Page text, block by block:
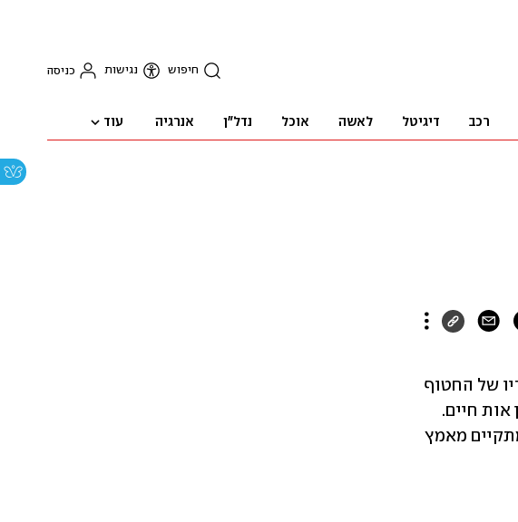
חיפוש נגישות כניסה
רכב דיגיטל לאשה אוכל נדל"ן אנרגיה עוד